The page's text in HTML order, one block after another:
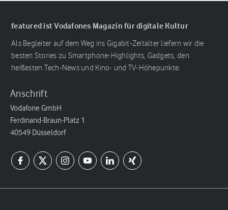
featured ist Vodafones Magazin für digitale Kultur
Als Begleiter auf dem Weg ins Gigabit-Zeitalter liefern wir die
besten Stories zu Smartphone-Highlights, Gadgets, den
heißesten Tech-News und Kino- und TV-Höhepunkte.
Anschrift
Vodafone GmbH
Ferdinand-Braun-Platz 1
40549 Düsseldorf